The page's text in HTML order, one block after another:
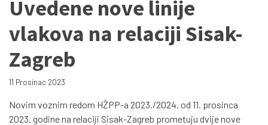
Uvedene nove linije
vlakova na relaciji Sisak-
Zagreb
11 Prosinac 2023
Novim voznim redom HŽPP-a 2023./2024. od 11. prosinca
2023. godine na relaciji Sisak-Zagreb prometuju dvije nove